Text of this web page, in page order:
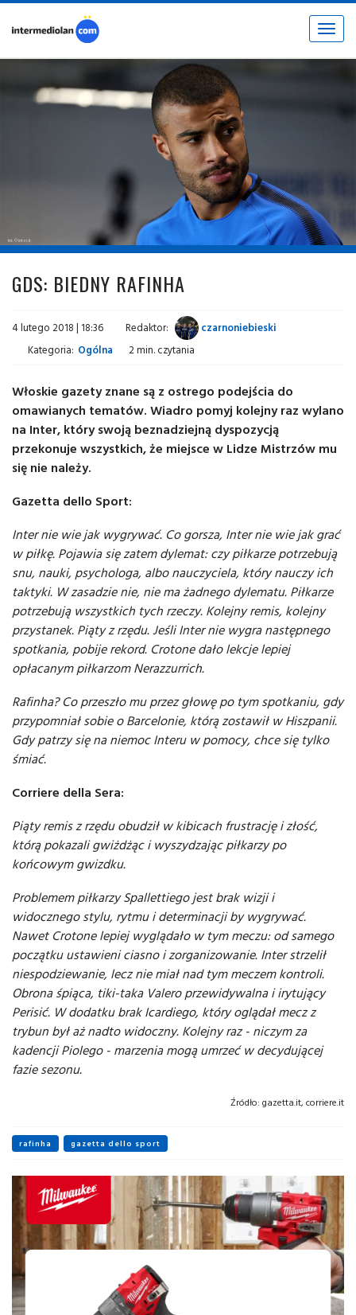
Toggle
fot. © inter.it
GDS: BIEDNY RAFINHA
4 lutego 2018 | 18:36 Redaktor:
czarnoniebieski
Kategoria: Ogólna 2 min. czytania
Włoskie gazety znane są z ostrego podejścia do
omawianych tematów. Wiadro pomyj kolejny raz wylano
na Inter, który swoją beznadziejną dyspozycją
przekonuje wszystkich, że miejsce w Lidze Mistrzów mu
się nie należy.
Gazetta dello Sport:
Inter nie wie jak wygrywać. Co gorsza, Inter nie wie jak grać
w piłkę. Pojawia się zatem dylemat: czy piłkarze potrzebują
snu, nauki, psychologa, albo nauczyciela, który nauczy ich
taktyki. W zasadzie nie, nie ma żadnego dylematu. Piłkarze
potrzebują wszystkich tych rzeczy. Kolejny remis, kolejny
przystanek. Piąty z rzędu. Jeśli Inter nie wygra następnego
spotkania, pobije rekord. Crotone dało lekcje lepiej
opłacanym piłkarzom Nerazzurrich.
Rafinha? Co przeszło mu przez głowę po tym spotkaniu, gdy
przypomniał sobie o Barcelonie, którą zostawił w Hiszpanii.
Gdy patrzy się na niemoc Interu w pomocy, chce się tylko
śmiać.
Corriere della Sera:
Piąty remis z rzędu obudził w kibicach frustrację i złość,
którą pokazali gwiżdżąc i wyszydzając piłkarzy po
końcowym gwizdku.
Problemem piłkarzy Spallettiego jest brak wizji i
widocznego stylu, rytmu i determinacji by wygrywać.
Nawet Crotone lepiej wyglądało w tym meczu: od samego
początku ustawieni ciasno i zorganizowanie. Inter strzelił
niespodziewanie, lecz nie miał nad tym meczem kontroli.
Obrona śpiąca, tiki-taka Valero przewidywalna i irytujący
Perisić. W dodatku brak Icardiego, który oglądał mecz z
trybun był aż nadto widoczny. Kolejny raz - niczym za
kadencji Piolego - marzenia mogą umrzeć w decydującej
fazie sezonu.
Źródło: gazetta.it, corriere.it
rafinha gazetta dello sport